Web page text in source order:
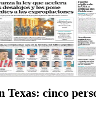
cinco